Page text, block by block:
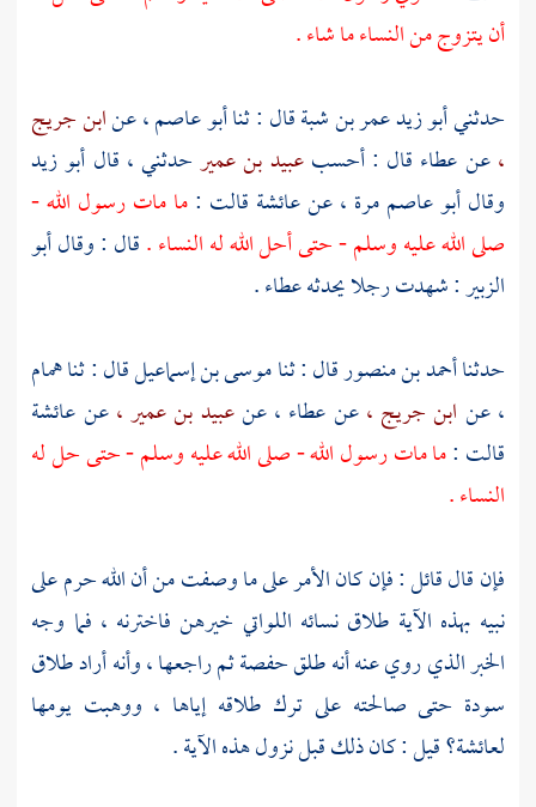
أن يتزوج من النساء ما شاء .
حدثنيأبو زيد عمر بن شبةقال : ثناأبو عاصم ،عنابن جريج
،عنعطاء قال : أحسبعبيد بن عميرحدثني ، قال أبو زيد
وقالأبو عاصممرة ، عنعائشة قالت :ما مات رسول الله -
صلى الله عليه وسلم - حتى أحل الله له النساء .قال : وقالأبو
الزبير: شهدت رجلا يحدثهعطاء.
حدثناأحمد بن منصورقال : ثناموسى بن إسماعيلقال : ثناهمام
،عن ابن جريج ،عنعطاء ،عنعبيد بن عمير ،عنعائشة
قالت :ما مات رسول الله - صلى الله عليه وسلم - حتى حل له
النساء .
فإن قال قائل : فإن كان الأمر على ما وصفت من أن الله حرم على
نبيه بهذه الآية طلاق نسائه اللواتي خيرهن فاخترنه ، فما وجه
الخبر الذي روي عنه أنه طلقحفصةثم راجعها ، وأنه أراد طلاق
سودة حتى صالحته على ترك طلاقه إياها ، ووهبت يومها
لعائشة؟قيل : كان ذلك قبل نزول هذه الآية .